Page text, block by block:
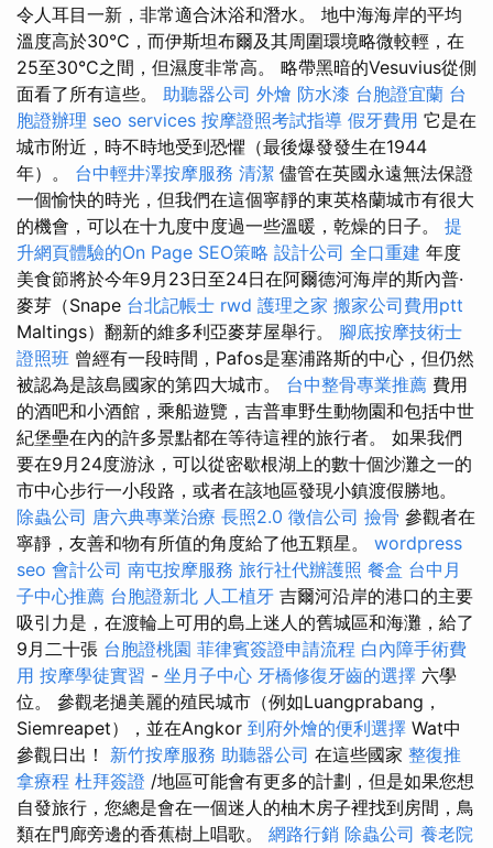
令人耳目一新，非常適合沐浴和潛水。 地中海海岸的平均
溫度高於30°C，而伊斯坦布爾及其周圍環境略微較輕，在
25至30°C之間，但濕度非常高。 略帶黑暗的Vesuvius從側
面看了所有這些。 助聽器公司 外燴 防水漆 台胞證宜蘭 台
胞證辦理 seo services 按摩證照考試指導 假牙費用 它是在
城市附近，時不時地受到恐懼（最後爆發發生在1944
年）。 台中輕井澤按摩服務 清潔 儘管在英國永遠無法保證
一個愉快的時光，但我們在這個寧靜的東英格蘭城市有很大
的機會，可以在十九度中度過一些溫暖，乾燥的日子。 提
升網頁體驗的On Page SEO策略 設計公司 全口重建 年度
美食節將於今年9月23日至24日在阿爾德河海岸的斯內普·
麥芽（Snape 台北記帳士 rwd 護理之家 搬家公司費用ptt
Maltings）翻新的維多利亞麥芽屋舉行。 腳底按摩技術士
證照班 曾經有一段時間，Pafos是塞浦路斯的中心，但仍然
被認為是該島國家的第四大城市。 台中整骨專業推薦 費用
的酒吧和小酒館，乘船遊覽，吉普車野生動物園和包括中世
紀堡壘在內的許多景點都在等待這裡的旅行者。 如果我們
要在9月24度游泳，可以從密歇根湖上的數十個沙灘之一的
市中心步行一小段路，或者在該地區發現小鎮渡假勝地。
除蟲公司 唐六典專業治療 長照2.0 徵信公司 撿骨 參觀者在
寧靜，友善和物有所值的角度給了他五顆星。 wordpress
seo 會計公司 南屯按摩服務 旅行社代辦護照 餐盒 台中月
子中心推薦 台胞證新北 人工植牙 吉爾河沿岸的港口的主要
吸引力是，在渡輪上可用的島上迷人的舊城區和海灘，給了
9月二十張 台胞證桃園 菲律賓簽證申請流程 白內障手術費
用 按摩學徒實習 - 坐月子中心 牙橋修復牙齒的選擇 六學
位。 參觀老撾美麗的殖民城市（例如Luangprabang，
Siemreapet），並在Angkor 到府外燴的便利選擇 Wat中
參觀日出！ 新竹按摩服務 助聽器公司 在這些國家 整復推
拿療程 杜拜簽證 /地區可能會有更多的計劃，但是如果您想
自發旅行，您總是會在一個迷人的柚木房子裡找到房間，鳥
類在門廊旁邊的香蕉樹上唱歌。 網路行銷 除蟲公司 養老院